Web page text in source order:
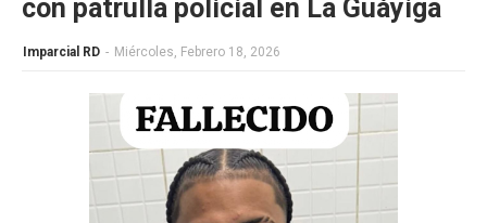
con patrulla policial en La Guáyiga
Imparcial RD - Miércoles, Febrero 18, 2026